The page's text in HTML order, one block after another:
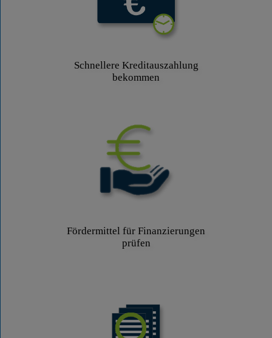
Schnellere Kreditauszahlung
bekommen
Fördermittel für Finanzierungen
prüfen